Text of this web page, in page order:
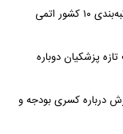
اینفوگرافی/ کدام کشور بیشترین بمب اتم را دارد؟ رتبه‌بندی ۱۰ کشور اتمی
پزشکیان دوباره
درباره کسری بودجه و